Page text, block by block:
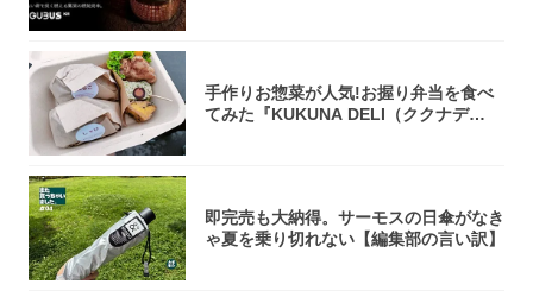
手作りお惣菜が人気!お握り弁当を食べ
てみた『KUKUNA DELI（ククナデ
即完売も大納得。サーモスの日傘がなき
ゃ夏を乗り切れない【編集部の言い訳】